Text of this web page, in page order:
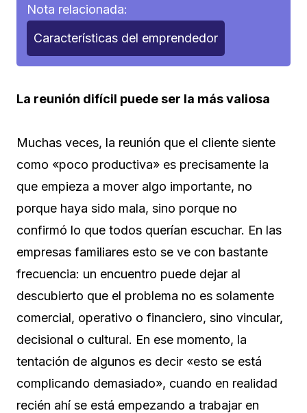
Nota relacionada:
Características del emprendedor
La reunión difícil puede ser la más valiosa
Muchas veces, la reunión que el cliente siente
como «poco productiva» es precisamente la
que empieza a mover algo importante, no
porque haya sido mala, sino porque no
confirmó lo que todos querían escuchar. En las
empresas familiares esto se ve con bastante
frecuencia: un encuentro puede dejar al
descubierto que el problema no es solamente
comercial, operativo o financiero, sino vincular,
decisional o cultural. En ese momento, la
tentación de algunos es decir «esto se está
complicando demasiado», cuando en realidad
recién ahí se está empezando a trabajar en